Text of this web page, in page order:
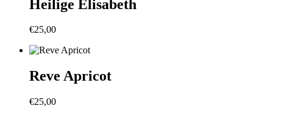
Heilige Elisabeth
€25,00
Reve Apricot
€25,00